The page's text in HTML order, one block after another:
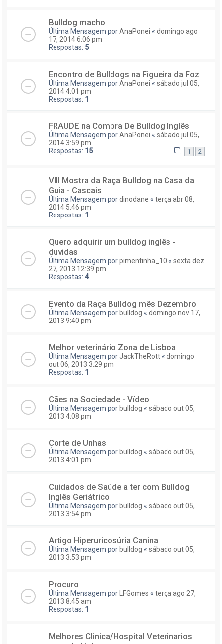
Bulldog macho
Última Mensagem porAnaPonei « domingo ago
17, 2014 6:06 pm
Respostas: 5
Encontro de Bulldogs na Figueira da Foz
Última Mensagem porAnaPonei « sábado jul 05,
2014 4:01 pm
Respostas: 1
FRAUDE na Compra De Bulldog Inglês
Última Mensagem porAnaPonei « sábado jul 05,
2014 3:59 pm
Respostas: 15 1 2
VIII Mostra da Raça Bulldog na Casa da
Guia - Cascais
Última Mensagem pordinodane « terça abr 08,
2014 5:46 pm
Respostas: 1
Quero adquirir um bulldog inglês -
duvidas
Última Mensagem porpimentinha_10 « sexta dez
27, 2013 12:39 pm
Respostas: 4
Evento da Raça Bulldog mês Dezembro
Última Mensagem por bulldog « domingo nov 17,
2013 9:40 pm
Melhor veterinário Zona de Lisboa
Última Mensagem por JackTheRott « domingo
out 06, 2013 3:29 pm
Respostas: 1
Cães na Sociedade - Vídeo
Última Mensagem por bulldog « sábado out 05,
2013 4:08 pm
Corte de Unhas
Última Mensagem por bulldog « sábado out 05,
2013 4:01 pm
Cuidados de Saúde a ter com Bulldog
Inglês Geriátrico
Última Mensagem por bulldog « sábado out 05,
2013 3:54 pm
Artigo Hiperuricosúria Canina
Última Mensagem por bulldog « sábado out 05,
2013 3:53 pm
Procuro
Última Mensagem por LFGomes « terça ago 27,
2013 8:45 am
Respostas: 1
Melhores Clinica/Hospital Veterinarios